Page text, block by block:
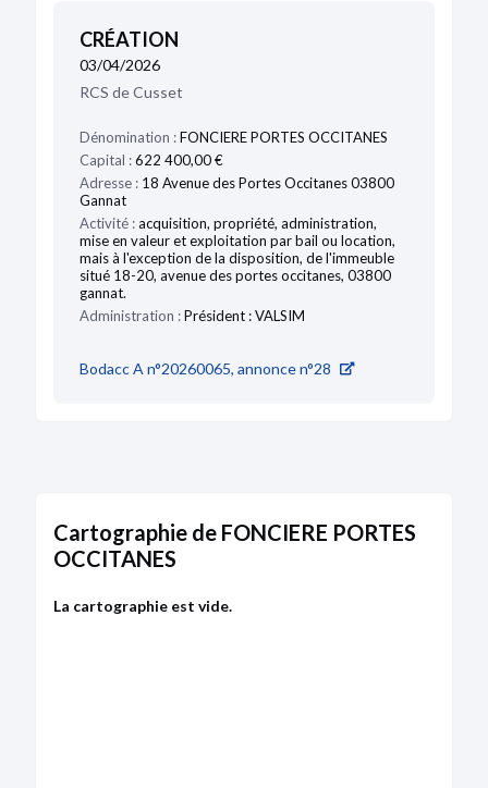
CRÉATION
03/04/2026
RCS de Cusset
Dénomination :FONCIERE PORTES OCCITANES
Capital :622 400,00 €
Adresse : 18 Avenue des Portes Occitanes 03800
Gannat
Activité :acquisition, propriété, administration,
mise en valeur et exploitation par bail ou location,
mais à l'exception de la disposition, de l'immeuble
situé 18-20, avenue des portes occitanes, 03800
gannat.
Administration :Président : VALSIM
Bodacc A n°20260065, annonce n°28
Cartographie de FONCIERE PORTES
OCCITANES
La cartographie est vide.